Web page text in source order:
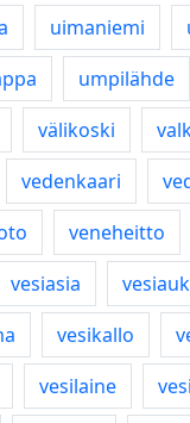
uimaniemi
umpilähde
välikoski
vedenkaari
veneheitto
vesiasia
vesikallo
vesilaine